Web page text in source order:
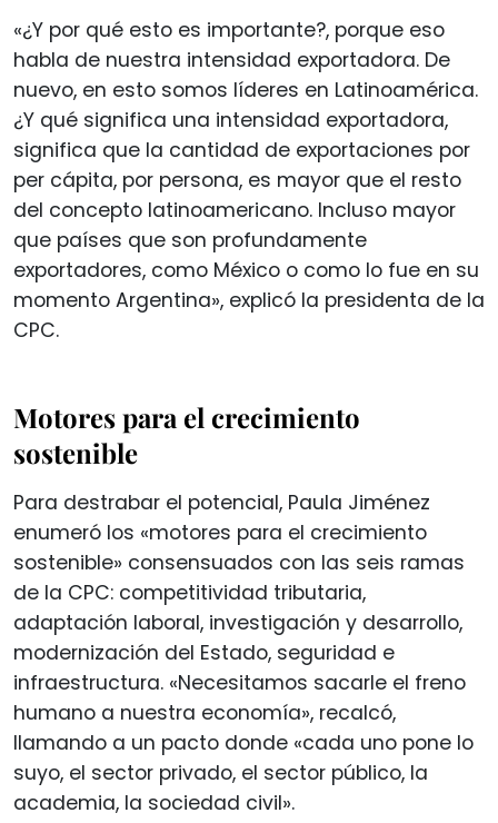
«¿Y por qué esto es importante?, porque eso
habla de nuestra intensidad exportadora. De
nuevo, en esto somos líderes en Latinoamérica.
¿Y qué significa una intensidad exportadora,
significa que la cantidad de exportaciones por
per cápita, por persona, es mayor que el resto
del concepto latinoamericano. Incluso mayor
que países que son profundamente
exportadores, como México o como lo fue en su
momento Argentina», explicó la presidenta de la
CPC.
Motores para el crecimiento
sostenible
Para destrabar el potencial, Paula Jiménez
enumeró los «motores para el crecimiento
sostenible» consensuados con las seis ramas
de la CPC: competitividad tributaria,
adaptación laboral, investigación y desarrollo,
modernización del Estado, seguridad e
infraestructura. «Necesitamos sacarle el freno
humano a nuestra economía», recalcó,
llamando a un pacto donde «cada uno pone lo
suyo, el sector privado, el sector público, la
academia, la sociedad civil».